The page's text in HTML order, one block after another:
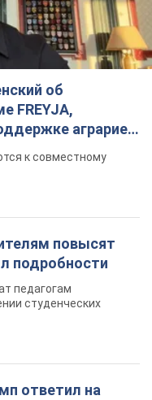
об
FREYJA,
аграриев.
к совместному
повысят
подробности
педагогам
студенческих
ответил на